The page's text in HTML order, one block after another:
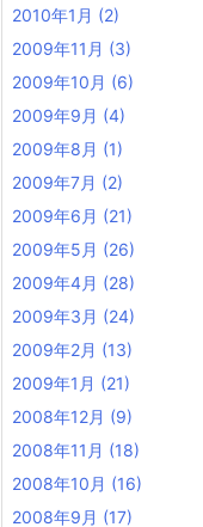
2010年1月 (2)
2009年11月 (3)
2009年10月 (6)
2009年9月 (4)
2009年8月 (1)
2009年7月 (2)
2009年6月 (21)
2009年5月 (26)
2009年4月 (28)
2009年3月 (24)
2009年2月 (13)
2009年1月 (21)
2008年12月 (9)
2008年11月 (18)
2008年10月 (16)
2008年9月 (17)